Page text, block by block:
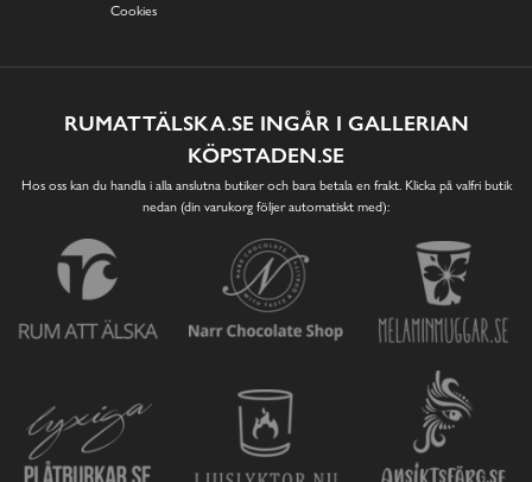
Cookies
RUMATTÄLSKA.SE INGÅR I GALLERIAN
KÖPSTADEN.SE
Hos oss kan du handla i alla anslutna butiker och bara betala en frakt. Klicka på valfri butik
nedan (din varukorg följer automatiskt med):